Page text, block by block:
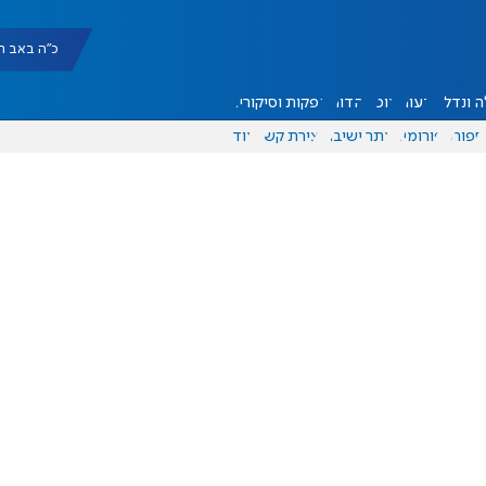
כ"ה באב תשפ"ו
ונדל"ן דעות אוכל יהדות הפקות וסיקורים
ספורט פורומים אתר ישיבה יצירת קשר עוד